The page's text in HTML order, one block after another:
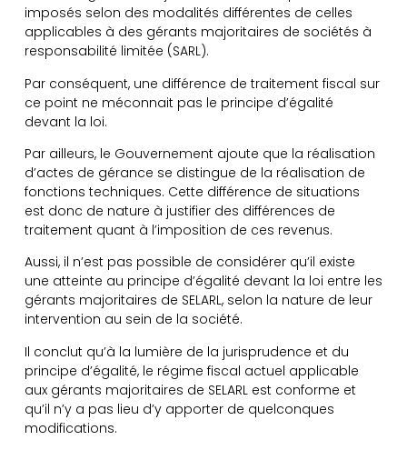
imposés selon des modalités différentes de celles
applicables à des gérants majoritaires de sociétés à
responsabilité limitée (SARL).
Par conséquent, une différence de traitement fiscal sur
ce point ne méconnait pas le principe d’égalité
devant la loi.
Par ailleurs, le Gouvernement ajoute que la réalisation
d’actes de gérance se distingue de la réalisation de
fonctions techniques. Cette différence de situations
est donc de nature à justifier des différences de
traitement quant à l’imposition de ces revenus.
Aussi, il n’est pas possible de considérer qu’il existe
une atteinte au principe d’égalité devant la loi entre les
gérants majoritaires de SELARL, selon la nature de leur
intervention au sein de la société.
Il conclut qu’à la lumière de la jurisprudence et du
principe d’égalité, le régime fiscal actuel applicable
aux gérants majoritaires de SELARL est conforme et
qu’il n’y a pas lieu d’y apporter de quelconques
modifications.